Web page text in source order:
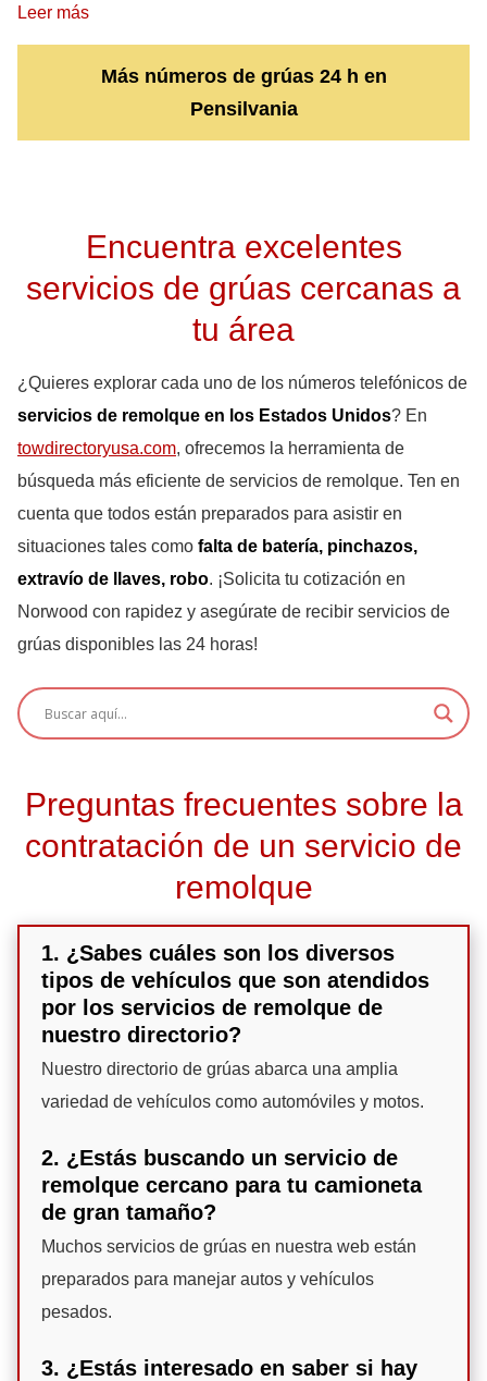
Leer más
Más números de grúas 24 h en
Pensilvania
Encuentra excelentes
servicios de grúas cercanas a
tu área
¿Quieres explorar cada uno de los números telefónicos de
servicios de remolque en los Estados Unidos? En
towdirectoryusa.com, ofrecemos la herramienta de
búsqueda más eficiente de servicios de remolque. Ten en
cuenta que todos están preparados para asistir en
situaciones tales como falta de batería, pinchazos,
extravío de llaves, robo. ¡Solicita tu cotización en
Norwood con rapidez y asegúrate de recibir servicios de
grúas disponibles las 24 horas!
Preguntas frecuentes sobre la
contratación de un servicio de
remolque
1. ¿Sabes cuáles son los diversos
tipos de vehículos que son atendidos
por los servicios de remolque de
nuestro directorio?
Nuestro directorio de grúas abarca una amplia
variedad de vehículos como automóviles y motos.
2. ¿Estás buscando un servicio de
remolque cercano para tu camioneta
de gran tamaño?
Muchos servicios de grúas en nuestra web están
preparados para manejar autos y vehículos
pesados.
3. ¿Estás interesado en saber si hay